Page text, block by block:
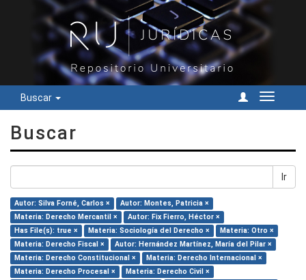
Buscar
Cambiar
Buscar
Ir
Autor: Silva Forné, Carlos ×
Autor: Montes, Patricia ×
Materia: Derecho Mercantil ×
Autor: Fix Fierro, Héctor ×
Has File(s): true ×
Materia: Sociología del Derecho ×
Materia: Otro ×
Materia: Derecho Fiscal ×
Autor: Hernández Martínez, María del Pilar ×
Materia: Derecho Constitucional ×
Materia: Derecho Internacional ×
Materia: Derecho Procesal ×
Materia: Derecho Civil ×